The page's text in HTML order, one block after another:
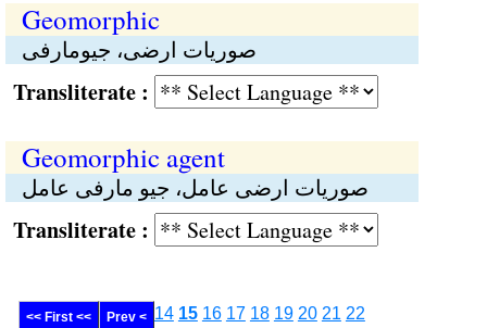
Geomorphic
صوریات ارضی، جیومارفی
:
Geomorphic agent
صوریات ارضی عامل، جیو مارفی عامل
:
<< First << Prev < 14 15 16 17 18 19 20 21 22